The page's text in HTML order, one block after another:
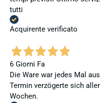
tutti
Acquirente verificato
6 Giorni Fa
Die Ware war jedes Mal
Termin verzögerte sich
Wochen.